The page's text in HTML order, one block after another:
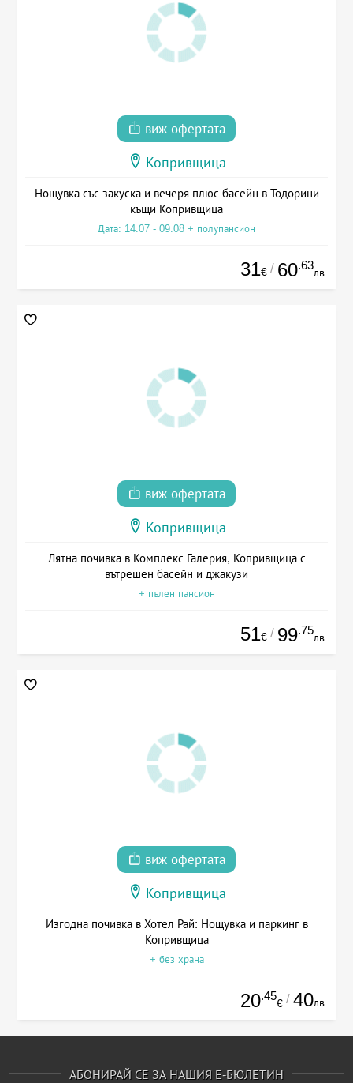
виж офертата
Копривщица
Нощувка със закуска и вечеря плюс басейн в Тодорини
къщи Копривщица
Дата: 14.07 - 09.08 + полупансион
31€ / 60.63
лв.
виж офертата
Копривщица
Лятна почивка в Комплекс Галерия, Копривщица с
вътрешен басейн и джакузи
+ пълен пансион
51€ / 99.75
лв.
виж офертата
Копривщица
Изгодна почивка в Хотел Рай: Нощувка и паркинг в
Копривщица
+ без храна
20.45
€ / 40лв.
АБОНИРАЙ СЕ ЗА НАШИЯ Е-БЮЛЕТИН